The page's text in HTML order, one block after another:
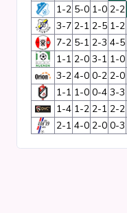
Voetbalpiramide
Links
VROUWEN
Clubs
1-2 5-0 1-0 2-2
3-7 2-1 2-5 1-2
7-2 5-1 2-3 4-5
1-1 2-0 3-1 1-0
3-2 4-0 0-2 2-0
1-1 1-0 0-4 3-3
1-4 1-2 2-1 2-2
2-1 4-0 2-0 0-3